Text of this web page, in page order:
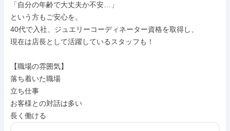
「自分の年齢で大丈夫か不安…」
という方もご安心を。
40代で入社、ジュエリーコーディネーター資格を取得し、
現在は店長として活躍しているスタッフも！
【職場の雰囲気】
落ち着いた職場
立ち仕事
お客様との対話は多い
長く働ける